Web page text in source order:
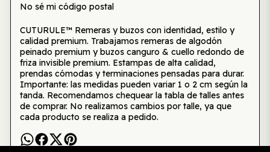
No sé mi código postal
CUTURULE™ Remeras y buzos con identidad, estilo y
calidad premium. Trabajamos remeras de algodón
peinado premium y buzos canguro & cuello redondo de
friza invisible premium. Estampas de alta calidad,
prendas cómodas y terminaciones pensadas para durar.
Importante: las medidas pueden variar 1 o 2 cm según la
tanda. Recomendamos chequear la tabla de talles antes
de comprar. No realizamos cambios por talle, ya que
cada producto se realiza a pedido.